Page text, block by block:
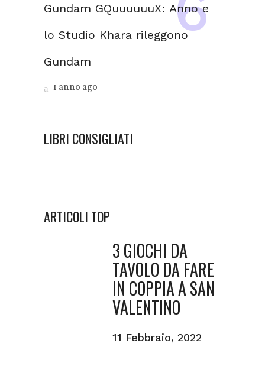
Gundam GQuuuuuuX: Anno e
lo Studio Khara rileggono
Gundam
1 anno ago
LIBRI CONSIGLIATI
ARTICOLI TOP
3 GIOCHI DA
TAVOLO DA FARE
IN COPPIA A SAN
VALENTINO
11 Febbraio, 2022